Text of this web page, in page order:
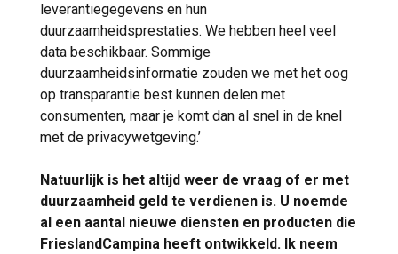
leverantiegegevens en hun
duurzaamheidsprestaties. We hebben heel veel
data beschikbaar. Sommige
duurzaamheidsinformatie zouden we met het oog
op transparantie best kunnen delen met
consumenten, maar je komt dan al snel in de knel
met de privacywetgeving.’
Natuurlijk is het altijd weer de vraag of er met
duurzaamheid geld te verdienen is. U noemde
al een aantal nieuwe diensten en producten die
FrieslandCampina heeft ontwikkeld. Ik neem